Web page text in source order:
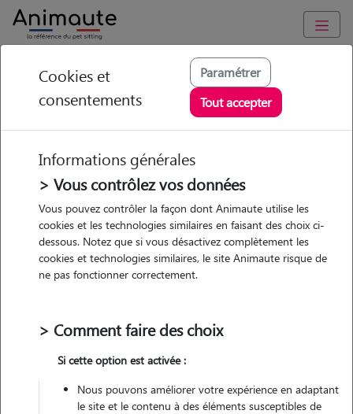
Animaute Ile-de-France / Montmorency
Cendrine - Petsitter à
MONTMORENCY
• 54 ans
Garde
chez le Pet Sitter
Promenades
Véhiculé
Cookies et
consentements
Paramétrer
Tout accepter
Informations générales
> Vous contrôlez vos données
Vous pouvez contrôler la façon dont Animaute utilise les
cookies et les technologies similaires en faisant des choix ci-
dessous. Notez que si vous désactivez complètement les
cookies et technologies similaires, le site Animaute risque de
ne pas fonctionner correctement.
> Comment faire des choix
Si cette option est activée :
Nous pouvons améliorer votre expérience en adaptant
le site et le contenu à des éléments susceptibles de